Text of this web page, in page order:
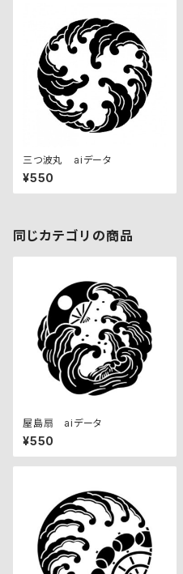
三つ波丸 aiデータ
¥550
同じカテゴリの商品
屋島扇 aiデータ
¥550